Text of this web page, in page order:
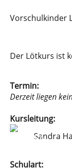
Vorschulkinder
Der Lötkurs ist
Termin:
Derzeit liegen
Kursleitung:
Sandra
Schulart: